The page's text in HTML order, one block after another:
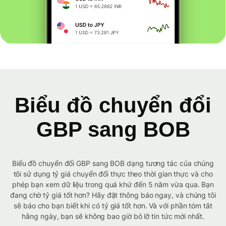
Biểu đồ chuyển đổi
GBP sang BOB
Biểu đồ chuyển đổi GBP sang BOB dạng tương tác của chúng
tôi sử dụng tỷ giá chuyển đổi thực theo thời gian thực và cho
phép bạn xem dữ liệu trong quá khứ đến 5 năm vừa qua. Bạn
đang chờ tỷ giá tốt hơn? Hãy đặt thông báo ngay, và chúng tôi
sẽ báo cho bạn biết khi có tỷ giá tốt hơn. Và với phần tóm tắt
hằng ngày, bạn sẽ không bao giờ bỏ lỡ tin tức mới nhất.